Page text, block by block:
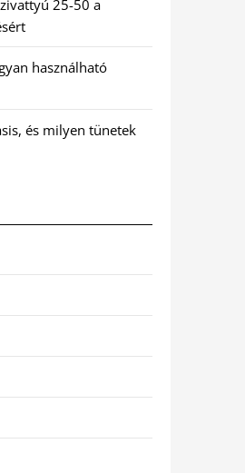
25-50 a
használható
és milyen tünetek